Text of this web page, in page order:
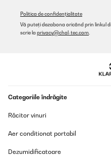
Politica de confidențialitate
Vă puteți dezabona oricând prin linkul
scrie la privacy@chal-tec.com
Categoriile îndrăgite
Răcitor vinuri
Aer conditionat portabil
Dezumidificatoare